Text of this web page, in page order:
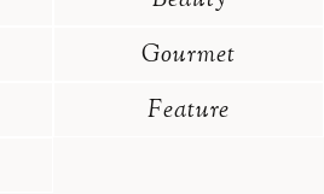
Gourmet
Feature